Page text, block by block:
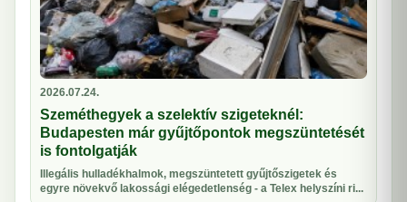
2026.07.24.
Szeméthegyek a szelektív szigeteknél:
Budapesten már gyűjtőpontok megszüntetését
is fontolgatják
Illegális hulladékhalmok, megszüntetett gyűjtőszigetek és
egyre növekvő lakossági elégedetlenség - a Telex helyszíni ri...